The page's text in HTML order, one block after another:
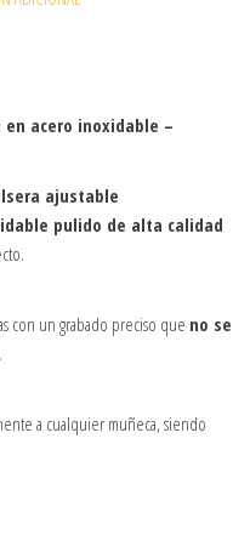
acero inoxidable –
ajustable
pulido de alta calidad
con un grabado preciso que no se
.
a cualquier muñeca, siendo